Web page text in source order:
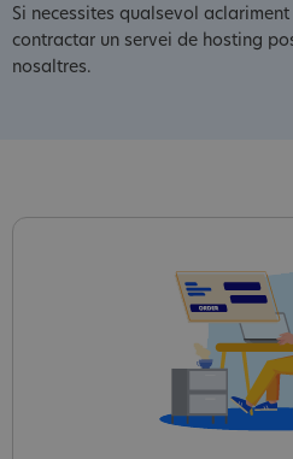
Si necessites qualsevol
contractar un servei de hosting
nosaltres.